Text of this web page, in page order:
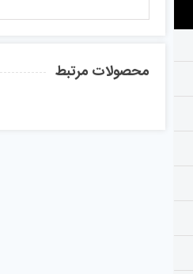
محصولات مرتبط